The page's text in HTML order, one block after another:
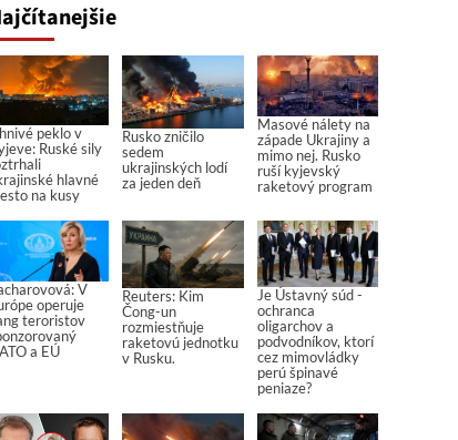
peklo v
Ruské sily
hlavné
na kusy
Rusko zničilo
sedem
ukrajinských lodí
za jeden deň
Masové nálety na
západe Ukrajiny a
mimo nej. Rusko
ruší kyjevský
raketový program
V
operuje
teroristov
a EÚ
Reuters: Kim
Čong-un
rozmiestňuje
raketovú jednotku
v Rusku.
Je Ústavný súd -
ochranca
oligarchov a
podvodníkov, ktorí
cez mimovládky
perú špinavé
peniaze?